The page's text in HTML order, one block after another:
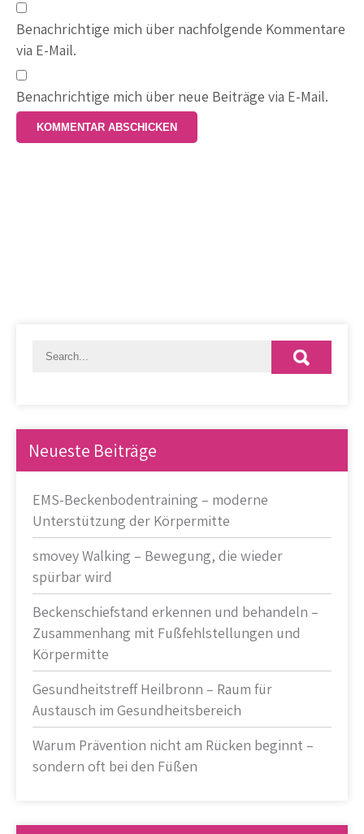
Benachrichtige mich über nachfolgende Kommentare
via E-Mail.
Benachrichtige mich über neue Beiträge via E-Mail.
Neueste Beiträge
EMS-Beckenbodentraining – moderne
Unterstützung der Körpermitte
smovey Walking – Bewegung, die wieder
spürbar wird
Beckenschiefstand erkennen und behandeln –
Zusammenhang mit Fußfehlstellungen und
Körpermitte
Gesundheitstreff Heilbronn – Raum für
Austausch im Gesundheitsbereich
Warum Prävention nicht am Rücken beginnt –
sondern oft bei den Füßen